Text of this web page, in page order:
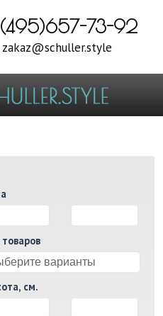
73-92
zakaz@schuller.style
см.